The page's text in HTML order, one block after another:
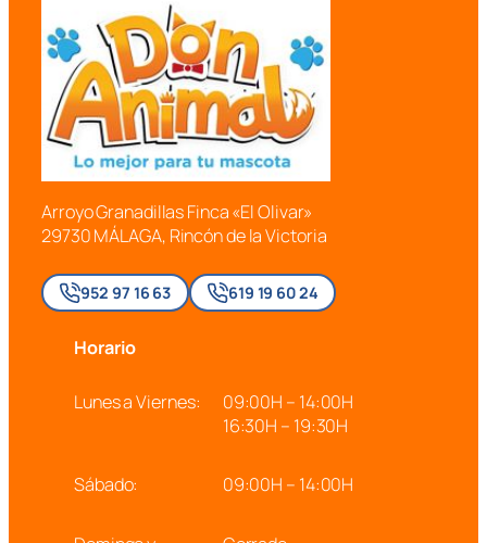
Arroyo Granadillas Finca «El Olivar»
29730 MÁLAGA, Rincón de la Victoria
952 97 16 63 619 19 60 24
Horario
Lunes a Viernes:
09:00H – 14:00H
16:30H – 19:30H
Sábado: 09:00H – 14:00H